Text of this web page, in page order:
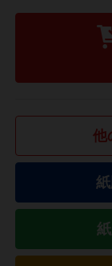
他